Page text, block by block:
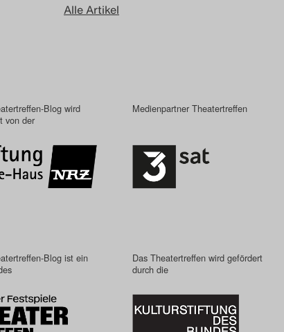
Alle Artikel
Blog wird
von der
Medienpartner Theatertreffen
Blog ist ein
Das Theatertreffen wird gefördert
durch die